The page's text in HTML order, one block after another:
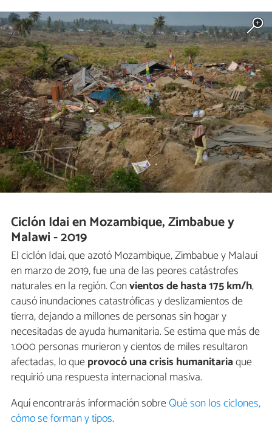
Ciclón Idai en Mozambique, Zimbabue y
Malawi - 2019
El ciclón Idai, que azotó Mozambique, Zimbabue y Malaui
en marzo de 2019, fue una de las peores catástrofes
naturales en la región. Convientos de hasta 175 km/h,
causó inundaciones catastróficas y deslizamientos de
tierra, dejando a millones de personas sin hogar y
necesitadas de ayuda humanitaria. Se estima que más de
1.000 personas murieron y cientos de miles resultaron
afectadas, lo queprovocó una crisis humanitariaque
requirió una respuesta internacional masiva.
Aquí encontrarás información sobreQué son los ciclones,
cómo se forman y tipos.